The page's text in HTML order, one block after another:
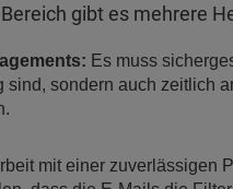
gibt es mehrere
Es muss
sind, sondern auch zeitlich
mit einer zuverlässigen